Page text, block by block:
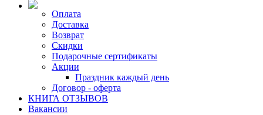
Оплата
Доставка
Возврат
Скидки
Подарочные сертификаты
Акции
Праздник каждый день
Договор - оферта
КНИГА ОТЗЫВОВ
Вакансии